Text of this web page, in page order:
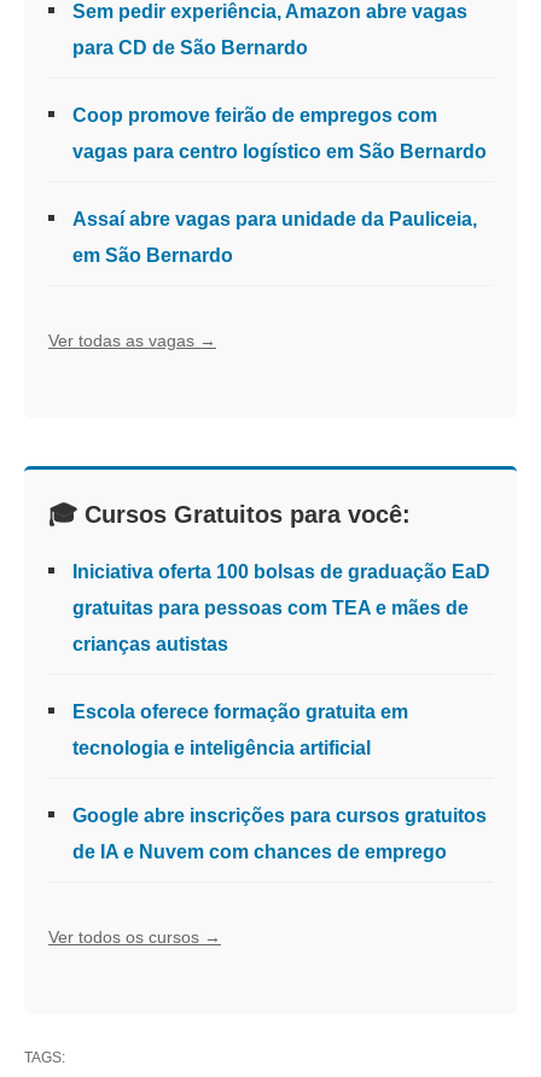
Sem pedir experiência, Amazon abre vagas
para CD de São Bernardo
Coop promove feirão de empregos com
vagas para centro logístico em São Bernardo
Assaí abre vagas para unidade da Pauliceia,
em São Bernardo
Ver todas as vagas →
🎓 Cursos Gratuitos para você:
Iniciativa oferta 100 bolsas de graduação EaD
gratuitas para pessoas com TEA e mães de
crianças autistas
Escola oferece formação gratuita em
tecnologia e inteligência artificial
Google abre inscrições para cursos gratuitos
de IA e Nuvem com chances de emprego
Ver todos os cursos →
TAGS: